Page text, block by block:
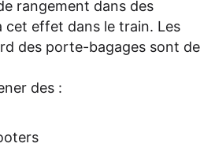
rangement dans des
cet effet dans le train. Les
des porte-bagages sont de
des :